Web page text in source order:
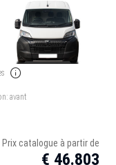
avant
Prix catalogue à partir de
€ 46.803